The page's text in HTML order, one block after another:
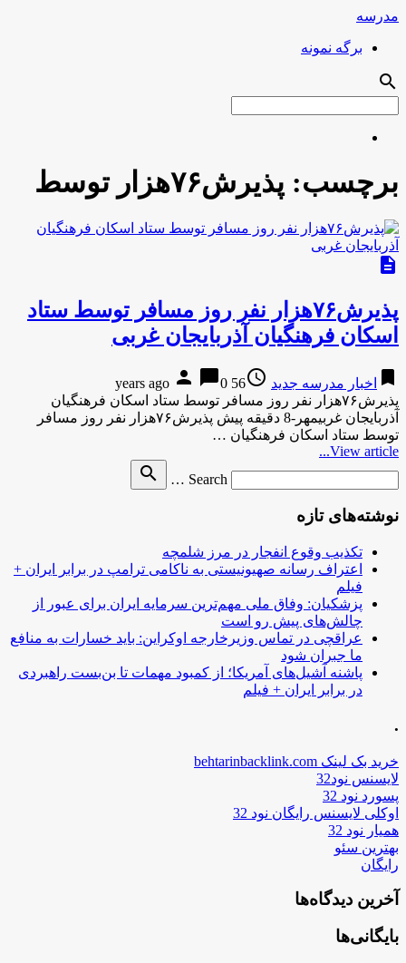
مدرسه
برگه نمونه
search
برچسب: پذیرش۷۶هزار توسط
description
پذیرش۷۶هزار نفر روز مسافر توسط ستاد
اسکان فرهنگیان آذربایجان غربی
bookmark اخبار مدرسه جدید access_time
56 years ago
person chat_bubble0
پذیرش۷۶هزار نفر روز مسافر توسط ستاد اسکان فرهنگیان
آذربایجان غربیمهر-8 دقیقه پیش پذیرش۷۶هزار نفر روز مسافر
توسط ستاد اسکان فرهنگیان …
View article...
Search …
search
نوشته‌های تازه
تکذیب وقوع انفجار در مرز شلمچه
اعتراف رسانه صهیونیستی به ناکامی ترامپ در برابر ایران +
فیلم
پزشکیان: وفاق ملی مهم‌ترین سرمایه ایران برای عبور از
چالش‌های پیش رو است
عراقچی در تماس وزیرخارجه اوکراین: باید خسارات به منافع
ما جبران شود
پاشنه آشیل‌های آمریکا؛ از کمبود مهمات تا بن‌بست راهبردی
در برابر ایران + فیلم
.
خرید بک لینک behtarinbacklink.com
لایسنس نود32
پسورد نود 32
اوکلی لایسنس رایگان نود 32
همیار نود 32
بهترین سئو
رایگان
آخرین دیدگاه‌ها
بایگانی‌ها